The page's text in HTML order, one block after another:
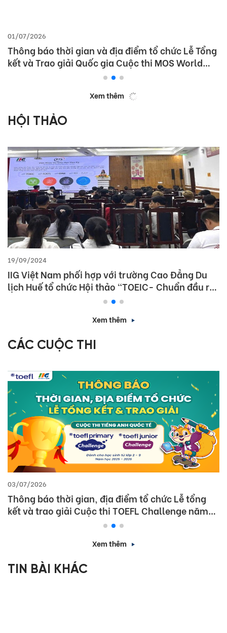
01/07/2026
Thông báo thời gian và địa điểm tổ chức Lễ Tổng
kết và Trao giải Quốc gia Cuộc thi MOS World
Xem thêm
HỘI THẢO
19/09/2024
IIG Việt Nam phối hợp với trường Cao Đẳng Du
lịch Huế tổ chức Hội thảo “TOEIC- Chuẩn đầu ra
tiếng Anh- Bí Quyết chinh phục nhà tuyển dụng”
Xem thêm
CÁC CUỘC THI
03/07/2026
Thông báo thời gian, địa điểm tổ chức Lễ tổng
kết và trao giải Cuộc thi TOEFL Challenge năm
Xem thêm
TIN BÀI KHÁC